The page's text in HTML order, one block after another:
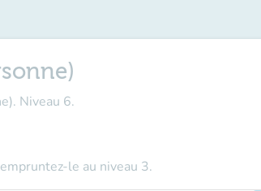
Niveau 6.
le au niveau 3.